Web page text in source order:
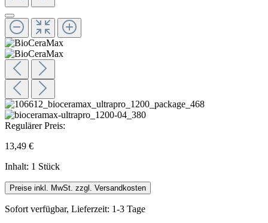
Regulärer Preis:
13,49 €
Inhalt: 1 Stück
Preise inkl. MwSt. zzgl. Versandkosten
Sofort verfügbar, Lieferzeit: 1-3 Tage